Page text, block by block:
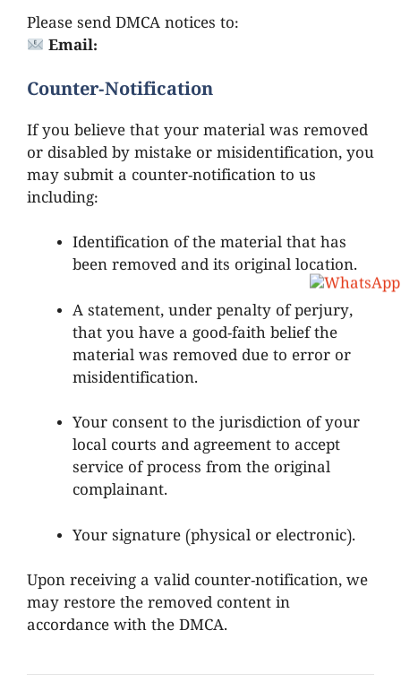
Please send DMCA notices to:
Email:
Counter-Notification
If you believe that your material was removed
or disabled by mistake or misidentification, you
may submit a counter-notification to us
including:
Identification of the material that has
been removed and its original location.
A statement, under penalty of perjury,
that you have a good-faith belief the
material was removed due to error or
misidentification.
Your consent to the jurisdiction of your
local courts and agreement to accept
service of process from the original
complainant.
Your signature (physical or electronic).
Upon receiving a valid counter-notification, we
may restore the removed content in
accordance with the DMCA.